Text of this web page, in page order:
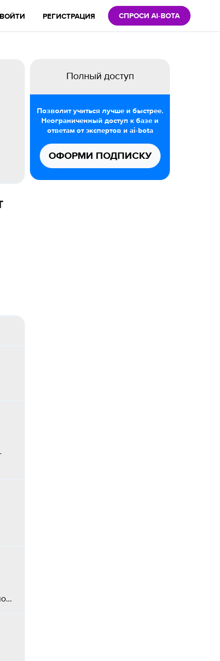
ВОЙТИ РЕГИСТРАЦИЯ СПРОСИ AI-BOTA
Полный доступ
Позволит учиться лучше и быстрее.
Неограниченный доступ к базе и
ответам от экспертов и ai-bota
ОФОРМИ ПОДПИСКУ